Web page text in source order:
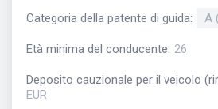
Categoria della patente di guida: A
Età minima del conducente: 26
Deposito cauzionale per il veicolo
EUR